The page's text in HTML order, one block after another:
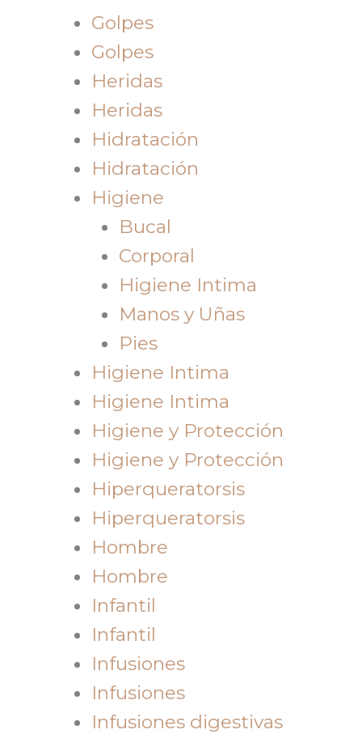
Golpes
Golpes
Heridas
Heridas
Hidratación
Hidratación
Higiene
Bucal
Corporal
Higiene Intima
Manos y Uñas
Pies
Higiene Intima
Higiene Intima
Higiene y Protección
Higiene y Protección
Hiperqueratorsis
Hiperqueratorsis
Hombre
Hombre
Infantil
Infantil
Infusiones
Infusiones
Infusiones digestivas